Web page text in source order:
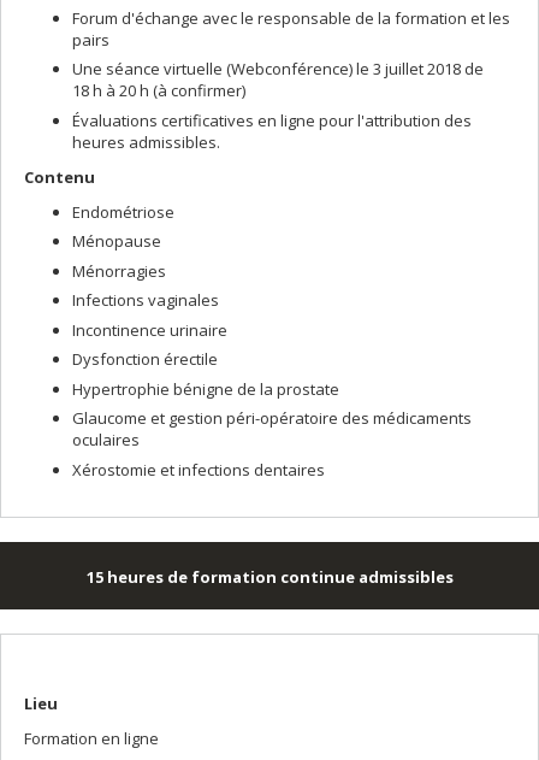
Forum d'échange avec le responsable de la formation et les
pairs
Une séance virtuelle (Webconférence) le 3 juillet 2018 de
18 h à 20 h (à confirmer)
Évaluations certificatives en ligne pour l'attribution des
heures admissibles.
Contenu
Endométriose
Ménopause
Ménorragies
Infections vaginales
Incontinence urinaire
Dysfonction érectile
Hypertrophie bénigne de la prostate
Glaucome et gestion péri-opératoire des médicaments
oculaires
Xérostomie et infections dentaires
15 heures de formation continue admissibles
Lieu
Formation en ligne